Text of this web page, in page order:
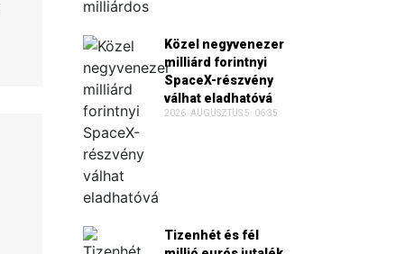
Közel negyvenezer
milliárd forintnyi
SpaceX-részvény
válhat eladhatóvá
2026. AUGUSZTUS 5. 06:35
Tizenhét és fél